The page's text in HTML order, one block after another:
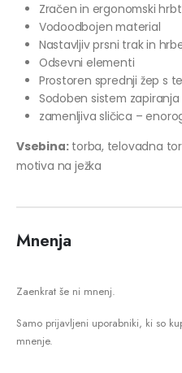
Zračen in ergonomski
Vodoodbojen material
Nastavljiv prsni trak in
Odsevni elementi
Prostoren sprednji žep s
Sodoben sistem zapiranja
zamenljiva sličica –
Vsebina:torba, telovadna
motiva na ježka
Mnenja
Zaenkrat še ni mnenj.
Samo prijavljeni uporabniki, ki so
mnenje.